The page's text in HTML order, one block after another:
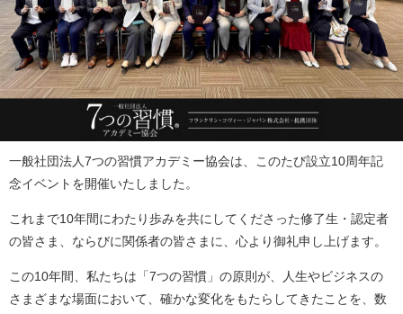
一般社団法人7つの習慣アカデミー協会は、このたび設立10周年記
念イベントを開催いたしました。
これまで10年間にわたり歩みを共にしてくださった修了生・認定者
の皆さま、ならびに関係者の皆さまに、心より御礼申し上げます。
この10年間、私たちは「7つの習慣」の原則が、人生やビジネスの
さまざまな場面において、確かな変化をもたらしてきたことを、数